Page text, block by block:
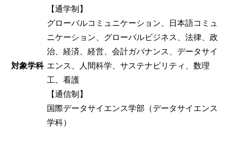
対象学科
【通学制】
グローバルコミュニケーション、日本語コミュ
ニケーション、グローバルビジネス、法律、政
治、経済、経営、会計ガバナンス、データサイ
エンス、人間科学、サステナビリティ、数理
工、看護
【通信制】
国際データサイエンス学部（データサイエンス
学科）